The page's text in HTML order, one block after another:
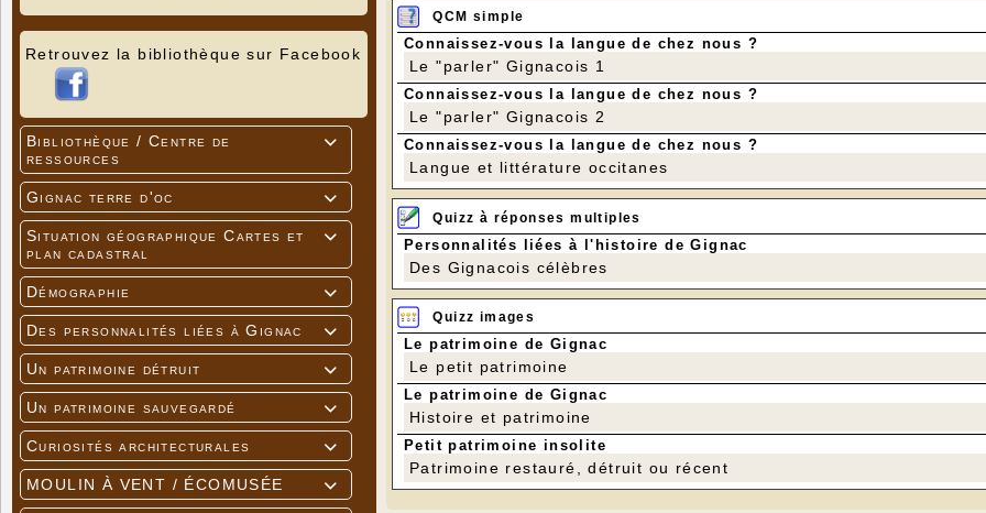
Retrouvez la bibliothèque sur Facebook

Bibliothèque / Centre de
ressources

Gignac terre d'oc

Situation géographique Cartes et
plan cadastral

Démographie

Des personnalités liées à Gignac

Un patrimoine détruit

Un patrimoine sauvegardé

Curiosités architecturales

MOULIN À VENT / ÉCOMUSÉE
QCM simple
Connaissez-vous la langue de chez nous ?
Le "parler" Gignacois 1
Connaissez-vous la langue de chez nous ?
Le "parler" Gignacois 2
Connaissez-vous la langue de chez nous ?
Langue et littérature occitanes
Quizz à réponses multiples
Personnalités liées à l'histoire de Gignac
Des Gignacois célèbres
Quizz images
Le patrimoine de Gignac
Le petit patrimoine
Le patrimoine de Gignac
Histoire et patrimoine
Petit patrimoine insolite
Patrimoine restauré, détruit ou récent